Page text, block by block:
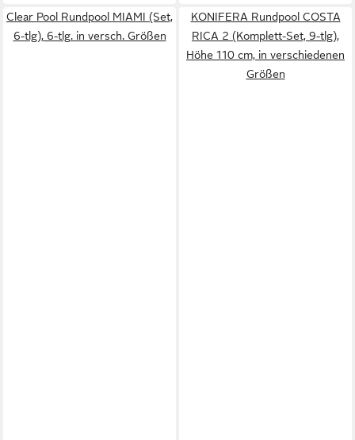
Clear Pool Rundpool MIAMI (Set,
6-tlg), 6-tlg. in versch. Größen
KONIFERA Rundpool COSTA
RICA 2 (Komplett-Set, 9-tlg),
Höhe 110 cm, in verschiedenen
Größen